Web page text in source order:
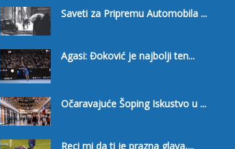
Saveti za Pripremu Automobila ...
Agasi: Đoković je najbolji ten...
Očaravajuće Šoping Iskustvo u ...
Reci mi da ti je prazna glava,...